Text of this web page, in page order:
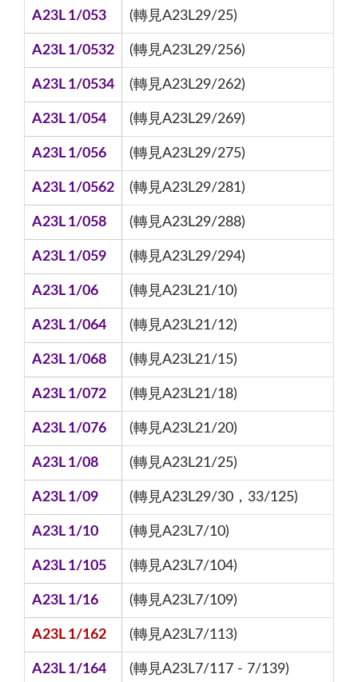
A23L 1/053 (轉見A23L29/25)
A23L 1/0532 (轉見A23L29/256)
A23L 1/0534 (轉見A23L29/262)
A23L 1/054 (轉見A23L29/269)
A23L 1/056 (轉見A23L29/275)
A23L 1/0562 (轉見A23L29/281)
A23L 1/058 (轉見A23L29/288)
A23L 1/059 (轉見A23L29/294)
A23L 1/06 (轉見A23L21/10)
A23L 1/064 (轉見A23L21/12)
A23L 1/068 (轉見A23L21/15)
A23L 1/072 (轉見A23L21/18)
A23L 1/076 (轉見A23L21/20)
A23L 1/08 (轉見A23L21/25)
A23L 1/09 (轉見A23L29/30，33/125)
A23L 1/10 (轉見A23L7/10)
A23L 1/105 (轉見A23L7/104)
A23L 1/16 (轉見A23L7/109)
A23L 1/162 (轉見A23L7/113)
A23L 1/164 (轉見A23L7/117 - 7/139)